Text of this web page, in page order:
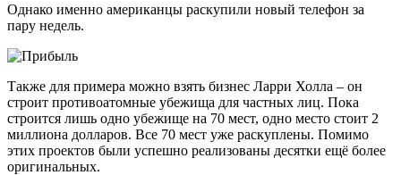
Однако именно американцы раскупили новый телефон за
пару недель.
Также для примера можно взять бизнес Ларри Холла – он
строит противоатомные убежища для частных лиц. Пока
строится лишь одно убежище на 70 мест, одно место стоит 2
миллиона долларов. Все 70 мест уже раскуплены. Помимо
этих проектов были успешно реализованы десятки ещё более
оригинальных.